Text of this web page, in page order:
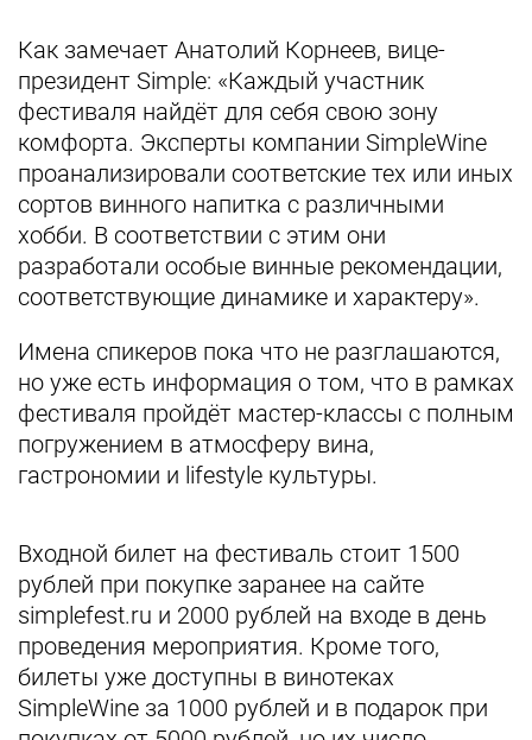
Как замечает Анатолий Корнеев, вице-
президент Simple: «Каждый участник
фестиваля найдёт для себя свою зону
комфорта. Эксперты компании SimpleWine
проанализировали соответские тех или иных
сортов винного напитка с различными
хобби. В соответствии с этим они
разработали особые винные рекомендации,
соответствующие динамике и характеру».
Имена спикеров пока что не разглашаются,
но уже есть информация о том, что в рамках
фестиваля пройдёт мастер-классы с полным
погружением в атмосферу вина,
гастрономии и lifestyle культуры.
Входной билет на фестиваль стоит 1500
рублей при покупке заранее на сайте
simplefest.ru и 2000 рублей на входе в день
проведения мероприятия. Кроме того,
билеты уже доступны в винотеках
SimpleWine за 1000 рублей и в подарок при